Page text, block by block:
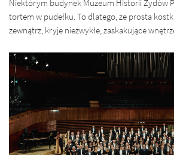
Niektórym budynek Muzeum Historii Żydów
tortem w pudełku. To dlatego, że prosta
zewnątrz, kryje niezwykłe, zaskakujące